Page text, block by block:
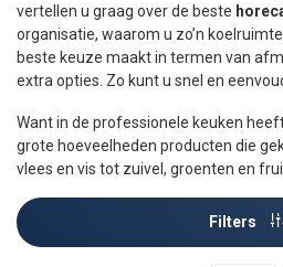
vertellen u graag over de beste
organisatie, waarom u zo’n
beste keuze maakt in termen van
extra opties. Zo kunt u snel en
Want in de professionele keuken
grote hoeveelheden producten die
vlees en vis tot zuivel, groenten en
Filters